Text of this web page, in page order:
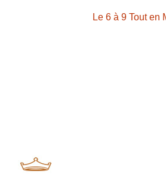
Le 6 à 9 Tout en